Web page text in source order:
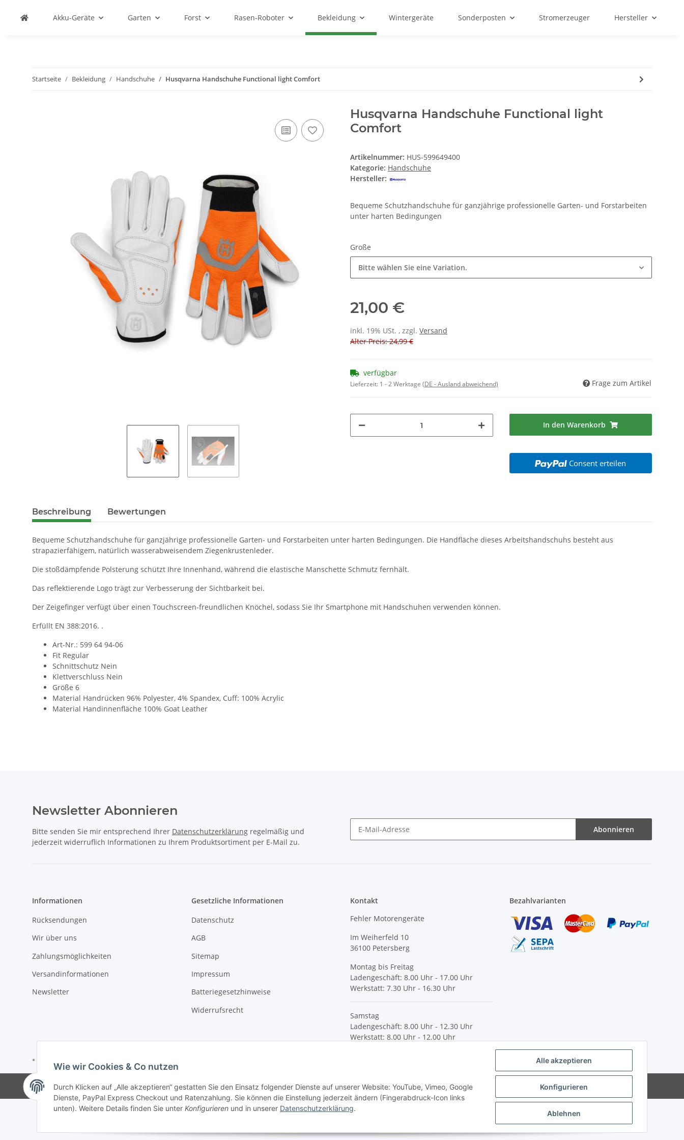
Akku-Geräte Garten Forst Rasen-Roboter Bekleidung Wintergeräte Sonderposten Stromerzeuger Hersteller
Startseite Bekleidung Handschuhe Husqvarna Handschuhe Functional light Comfort
Husqvarna Handschuhe Functional light
Comfort
Artikelnummer: HUS-599649400
Kategorie: Handschuhe
Hersteller:
Bequeme Schutzhandschuhe für ganzjährige professionelle Garten- und Forstarbeiten
unter harten Bedingungen
Große
Bitte wählen Sie eine Variation.
21,00 €
inkl. 19% USt. , zzgl. Versand
Alter Preis: 24,99 €
verfügbar
Lieferzeit: 1 - 2 Werktage (DE - Ausland abweichend) Frage zum Artikel
In den Warenkorb
Consent erteilen
Beschreibung Bewertungen
Bequeme Schutzhandschuhe für ganzjährige professionelle Garten- und Forstarbeiten unter harten Bedingungen. Die Handfläche dieses Arbeitshandschuhs besteht aus
strapazierfähigem, natürlich wasserabweisendem Ziegenkrustenleder.
Die stoßdämpfende Polsterung schützt Ihre Innenhand, während die elastische Manschette Schmutz fernhält.
Das reflektierende Logo trägt zur Verbesserung der Sichtbarkeit bei.
Der Zeigefinger verfügt über einen Touchscreen-freundlichen Knöchel, sodass Sie Ihr Smartphone mit Handschuhen verwenden können.
Erfüllt EN 388:2016. .
Art-Nr.: 599 64 94-06
Fit Regular
Schnittschutz Nein
Klettverschluss Nein
Größe 6
Material Handrücken 96% Polyester, 4% Spandex, Cuff: 100% Acrylic
Material Handinnenfläche 100% Goat Leather
Newsletter Abonnieren
Bitte senden Sie mir entsprechend Ihrer Datenschutzerklärung regelmäßig und
jederzeit widerruflich Informationen zu Ihrem Produktsortiment per E-Mail zu.
Abonnieren
Informationen
Rücksendungen
Wir über uns
Zahlungsmöglichkeiten
Versandinformationen
Newsletter
Gesetzliche Informationen
Datenschutz
AGB
Sitemap
Impressum
Batteriegesetzhinweise
Widerrufsrecht
Kontakt
Fehler Motorengeräte
Im Weiherfeld 10
36100 Petersberg
Montag bis Freitag
Ladengeschäft: 8.00 Uhr - 17.00 Uhr
Werkstatt: 7.30 Uhr - 16.30 Uhr
Samstag
Ladengeschäft: 8.00 Uhr - 12.30 Uhr
Werkstatt: 8.00 Uhr - 12.00 Uhr
Bezahlvarianten
* Alle Preise inkl. gesetzlicher USt., zzgl.
© Fehler Motorgeräte Powered by
Wie wir Cookies & Co nutzen
Durch Klicken auf „Alle akzeptieren“ gestatten Sie den Einsatz folgender Dienste auf unserer Website: YouTube, Vimeo, Google
Dienste, PayPal Express Checkout und Ratenzahlung. Sie können die Einstellung jederzeit ändern (Fingerabdruck-Icon links
unten). Weitere Details finden Sie unter Konfigurieren und in unserer Datenschutzerklärung.
Alle akzeptieren
Konfigurieren
Ablehnen